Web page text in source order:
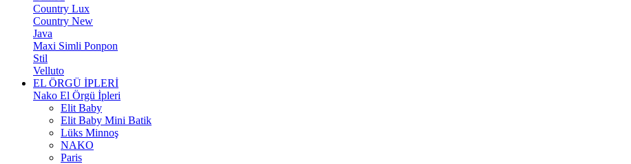
Country Lux
Country New
Java
Maxi Simli Ponpon
Stil
Velluto
EL ÖRGÜ İPLERİ
Nako El Örgü İpleri
Elit Baby
Elit Baby Mini Batik
Lüks Minnoş
NAKO
Paris